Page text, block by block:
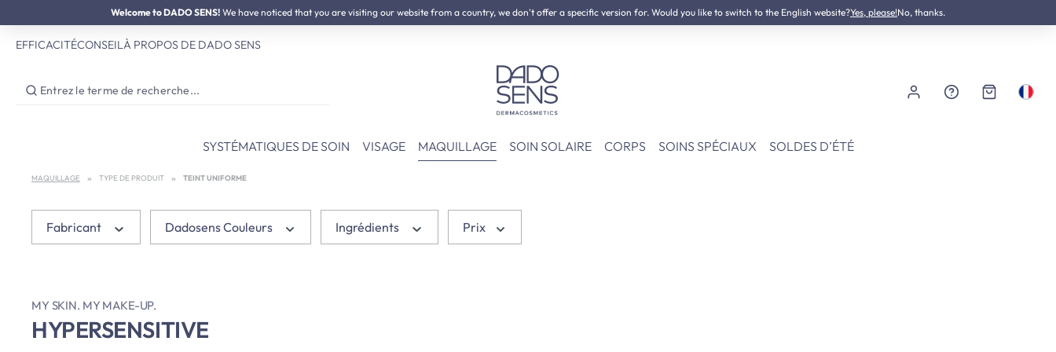
au contenu principal
Passer à la recherche
Passer à la navigation principale
Welcome to DADO SENS! We have noticed that you are visiting our website from a country, we don't offer a specific version for. Would you like to switch to the English website?Yes, please!No, thanks.
SOLDES D'ÉTÉ :jusqu'à 50% de réduction NOVEAU :Kit de Neurodermite Testé dermatologiquement
EFFICACITÉCONSEILÀ PROPOS DE DADO SENS
SYSTÉMATIQUES DE SOIN VISAGE MAQUILLAGE SOIN SOLAIRE CORPS SOINS SPÉCIAUX SOLDES D’ÉTÉ
MAQUILLAGE TYPE DE PRODUIT TEINT UNIFORME
Fabricant Dadosens Couleurs Ingrédients Prix
MY SKIN. MY MAKE-UP.
HYPERSENSITIVE